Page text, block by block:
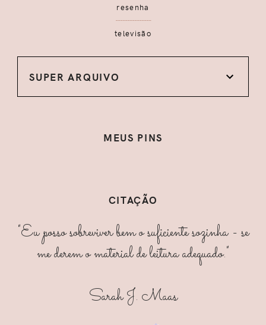
resenha
televisão
SUPER ARQUIVO
MEUS PINS
CITAÇÃO
"Eu posso sobreviver bem o suficiente sozinha - se
me derem o material de leitura adequado."
Sarah J. Maas